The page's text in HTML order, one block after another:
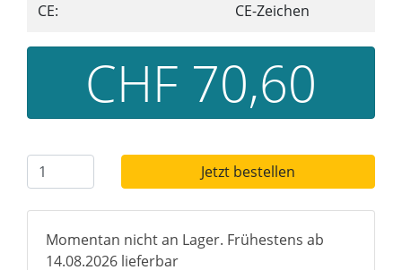
CE: CE-Zeichen
CHF 70,60
Jetzt bestellen
Momentan nicht an Lager. Frühestens ab
14.08.2026 lieferbar